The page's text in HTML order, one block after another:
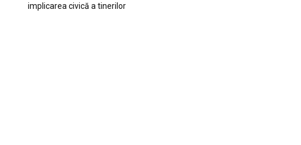
implicarea civică a tinerilor